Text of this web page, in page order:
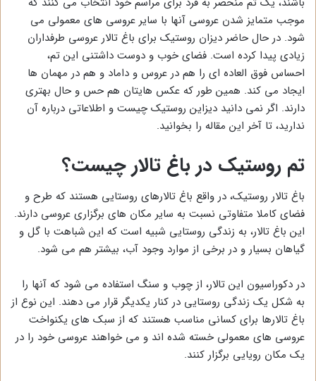
موجب متمایز شدن عروسی آنها با سایر عروسی های معمولی می
شود. در حال حاضر دیزان روستیک برای باغ تالار عروسی طرفداران
زیادی پیدا کرده است. فضای خوب و دوست داشتنی این تم،
احساس فوق العاده ای را هم در عروس و داماد و هم در مهمان ها
ایجاد می کند. همین طور که عکس هایتان هم حس و حال بهتری
دارند. اگر نمی دانید دیزاین روستیک چیست و اطلاعاتی درباره آن
ندارید، تا آخر این مقاله را بخوانید.
تم روستیک در باغ تالار چیست؟
باغ تالار روستیک، در واقع باغ تالارهای روستایی هستند که طرح و
فضای کاملا متفاوتی نسبت به سایر مکان های برگزاری عروسی دارند.
این باغ تالار، به زندگی روستایی شبیه است که این شباهت با گل و
گیاهان بسیار و در برخی از موارد وجود آب، بیشتر هم می شود.
در دکوراسیون این تالار، از چوب و سنگ استفاده می شود که آنها را
به شکل یک زندگی روستایی در کنار یکدیگر قرار می دهند. این نوع از
باغ تالارها برای کسانی مناسب هستند که از سبک های یکنواخت
عروسی های معمولی خسته شده اند و می خواهند عروسی خود را در
یک مکان رویایی برگزار کنند.